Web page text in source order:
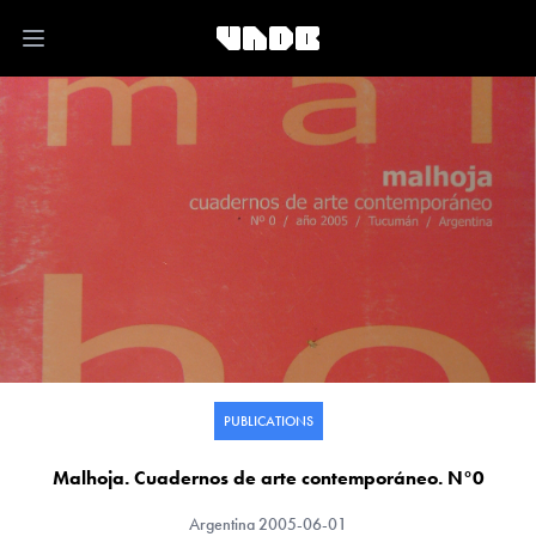
Open main menu
PUBLICATIONS
Malhoja. Cuadernos de arte contemporáneo. N°0
Argentina2005-06-01